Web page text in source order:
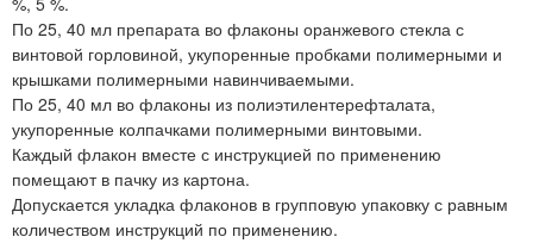
По 25, 40 мл препарата во флаконы оранжевого стекла с
винтовой горловиной, укупоренные пробками полимерными и
крышками полимерными навинчиваемыми.
По 25, 40 мл во флаконы из полиэтилентерефталата,
укупоренные колпачками полимерными винтовыми.
Каждый флакон вместе с инструкцией по применению
помещают в пачку из картона.
Допускается укладка флаконов в групповую упаковку с равным
количеством инструкций по применению.